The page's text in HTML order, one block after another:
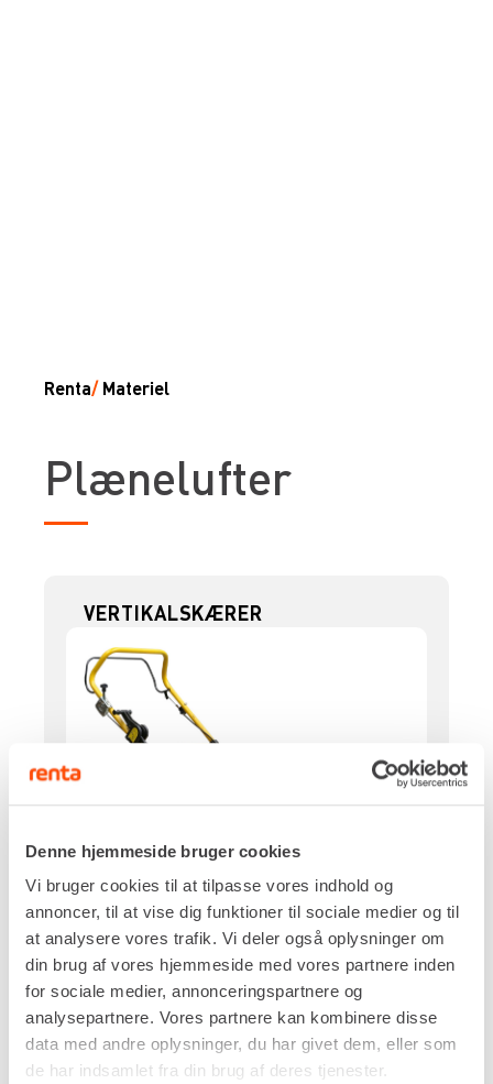
Denne hjemmeside bruger cookies
Vi bruger cookies til at tilpasse vores indhold og
annoncer, til at vise dig funktioner til sociale medier og til
at analysere vores trafik. Vi deler også oplysninger om
din brug af vores hjemmeside med vores partnere inden
for sociale medier, annonceringspartnere og
analysepartnere. Vores partnere kan kombinere disse
data med andre oplysninger, du har givet dem, eller som
de har indsamlet fra din brug af deres tjenester.
Renta/ Materiel
Plænelufter
VERTIKALSKÆRER
Drivkraft
Benzin
Ydelse (hk / kW)
2,1 / 1,6